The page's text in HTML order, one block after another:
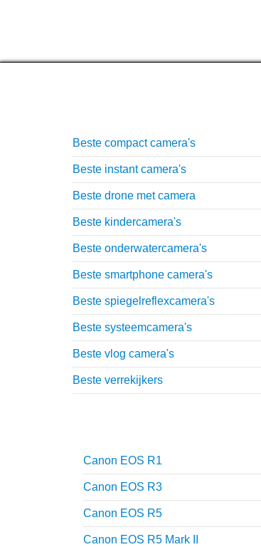
Beste compact camera's
Beste instant camera's
Beste drone met camera
Beste kindercamera's
Beste onderwatercamera's
Beste smartphone camera's
Beste spiegelreflexcamera's
Beste systeemcamera's
Beste vlog camera's
Beste verrekijkers
Canon EOS R1
Canon EOS R3
Canon EOS R5
Canon EOS R5 Mark II